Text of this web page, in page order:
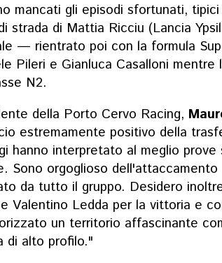
mancati gli episodi sfortunati,
strada di Mattia Ricciu (Lancia
— rientrato poi con la formula
Pileri e Gianluca Casalloni
N2.
della Porto Cervo Racing,
estremamente positivo della
hanno interpretato al meglio
Sono orgoglioso dell'attaccamento
da tutto il gruppo. Desidero
Valentino Ledda per la vittoria e
un territorio affascinante
di alto profilo."